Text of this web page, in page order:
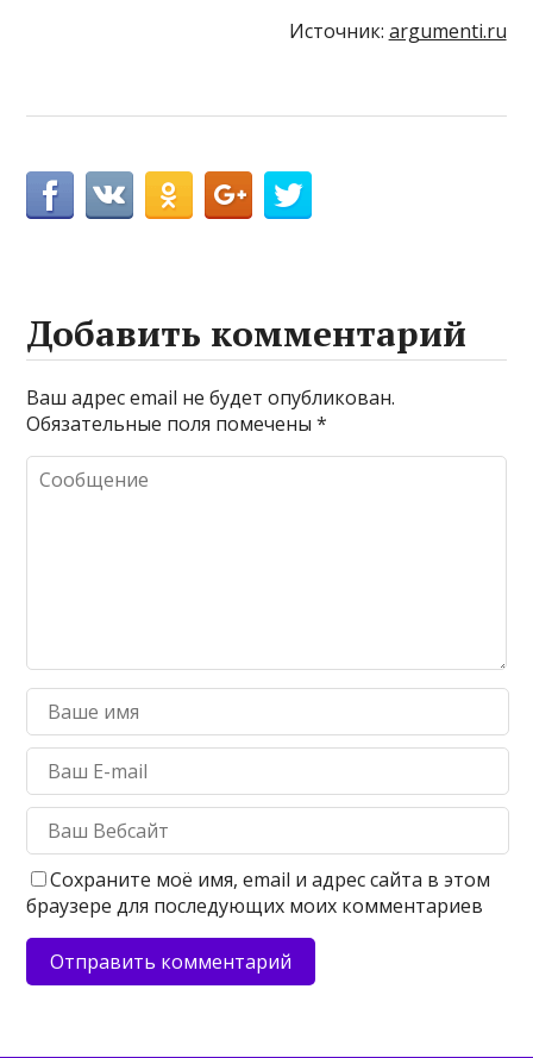
Источник: argumenti.ru
Добавить комментарий
Ваш адрес email не будет опубликован.
Обязательные поля помечены*
Сохраните моё имя, email и адрес сайта в этом
браузере для последующих моих комментариев